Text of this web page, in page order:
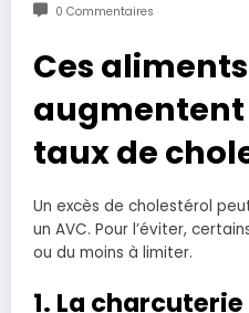
0 Commentaires
Ces
augmentent
taux de
Un excès de cholestérol
un AVC. Pour l’éviter,
ou du moins à limiter.
1. La charcuterie